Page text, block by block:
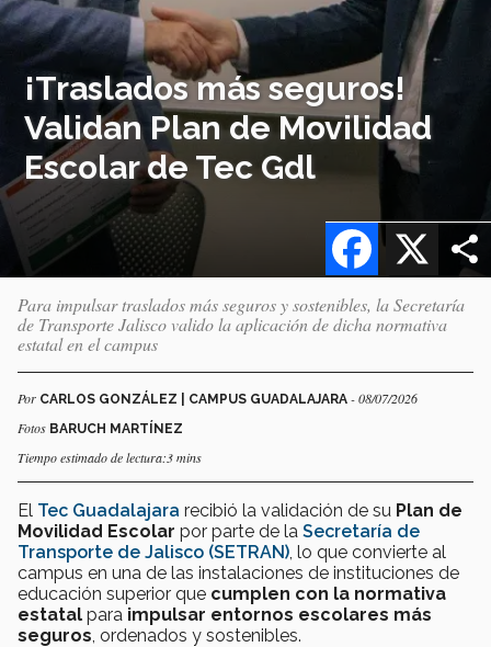
¡Traslados más seguros!
Validan Plan de Movilidad
Escolar de Tec Gdl
X
Facebook
Para impulsar traslados más seguros y sostenibles, la Secretaría
de Transporte Jalisco valido la aplicación de dicha normativa
estatal en el campus
Por CARLOS GONZÁLEZ | CAMPUS GUADALAJARA - 08/07/2026
Fotos BARUCH MARTÍNEZ
Tiempo estimado de lectura:3 mins
El Tec Guadalajara recibió la validación de su Plan de
Movilidad Escolar por parte de la Secretaría de
Transporte de Jalisco (SETRAN) , lo que convierte al
campus en una de las instalaciones de instituciones de
educación superior que cumplen con la normativa
estatal para impulsar entornos escolares más
seguros , ordenados y sostenibles.